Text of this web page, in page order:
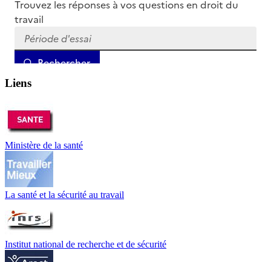
Liens
Ministère de la santé
La santé et la sécurité au travail
Institut national de recherche et de sécurité